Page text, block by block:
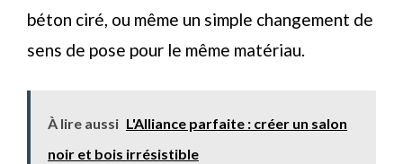
béton ciré, ou même un simple changement de
sens de pose pour le même matériau.
À lire aussi L'Alliance parfaite : créer un salon
noir et bois irrésistible